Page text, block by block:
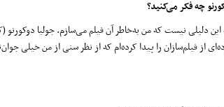
چه فکر می‌کنید؟
دلیلی نیست که من به‌خاطر آن فیلم می‌سازم. جولیا دوکورنو
از فیلم‌سازان را پیدا کرده‌ام که از نظر سنی از من خیلی